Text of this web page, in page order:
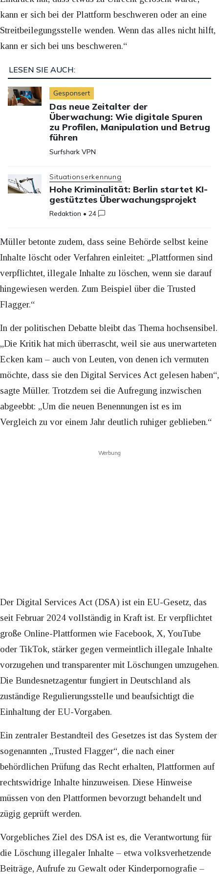
kann er sich bei der Plattform beschweren oder an eine
Streitbeilegungsstelle wenden. Wenn das alles nicht hilft,
kann er sich bei uns beschweren.“
LESEN SIE AUCH:
Gesponsert
Das neue Zeitalter der
Überwachung: Wie digitale Spuren
zu Profilen, Manipulation und Betrug
führen
Surfshark VPN
Situationserkennung
Hohe Kriminalität: Berlin startet KI-
gestütztes Überwachungsprojekt
Redaktion •24
Müller betonte zudem, dass seine Behörde selbst keine
Inhalte löscht oder Verfahren einleitet: „Plattformen sind
verpflichtet, illegale Inhalte zu löschen, wenn sie darauf
hingewiesen werden. Zum Beispiel über die Trusted
Flagger.“
In der politischen Debatte bleibt das Thema hochsensibel.
„Die Kritik hat mich überrascht, weil sie aus unerwarteten
Ecken kam – auch von Leuten, von denen ich vermuten
möchte, dass sie den Digital Services Act gelesen haben“,
sagte Müller. Trotzdem sei die Aufregung inzwischen
abgeebbt: „Um die neuen Benennungen ist es im
Vergleich zu vor einem Jahr deutlich ruhiger geblieben.“
Werbung
Der Digital Services Act (DSA) ist ein EU-Gesetz, das
seit Februar 2024 vollständig in Kraft ist. Er verpflichtet
große Online-Plattformen wie Facebook, X, YouTube
oder TikTok, stärker gegen vermeintlich illegale Inhalte
vorzugehen und transparenter mit Löschungen umzugehen.
Die Bundesnetzagentur fungiert in Deutschland als
zuständige Regulierungsstelle und beaufsichtigt die
Einhaltung der EU-Vorgaben.
Ein zentraler Bestandteil des Gesetzes ist das System der
sogenannten „Trusted Flagger“, die nach einer
behördlichen Prüfung das Recht erhalten, Plattformen auf
rechtswidrige Inhalte hinzuweisen. Diese Hinweise
müssen von den Plattformen bevorzugt behandelt und
zügig geprüft werden.
Vorgebliches Ziel des DSA ist es, die Verantwortung für
die Löschung illegaler Inhalte – etwa volksverhetzende
Beiträge, Aufrufe zu Gewalt oder Kinderpornografie –